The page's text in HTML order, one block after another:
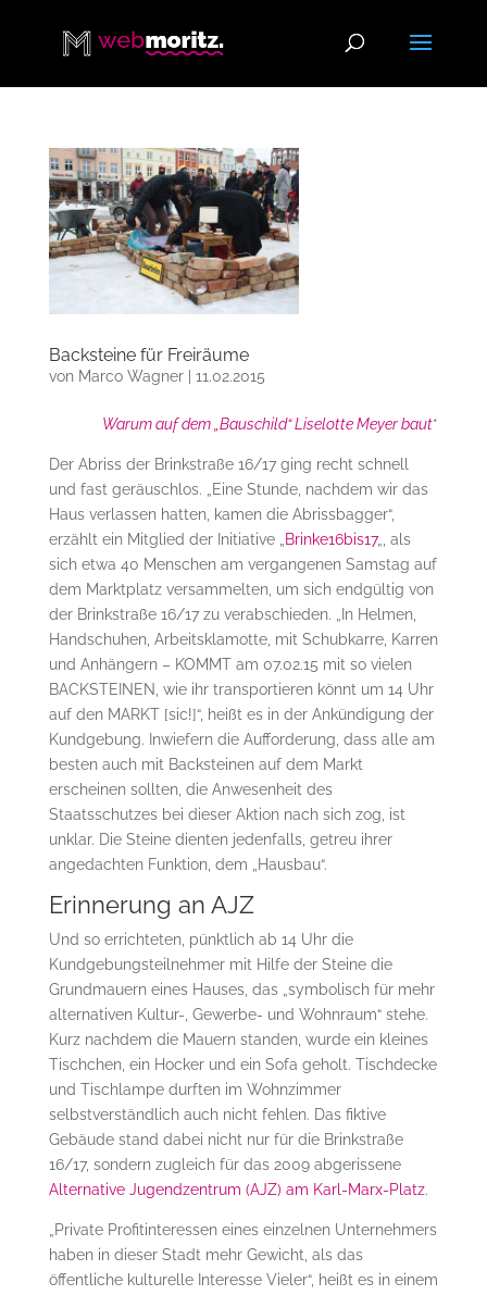
Backsteine für Freiräume
von Marco Wagner| 11.02.2015
Warum auf dem „Bauschild“ Liselotte Meyer baut*
Der Abriss der Brinkstraße 16/17 ging recht schnell
und fast geräuschlos. „Eine Stunde, nachdem wir das
Haus verlassen hatten, kamen die Abrissbagger“,
erzählt ein Mitglied der Initiative „Brinke16bis17„, als
sich etwa 40 Menschen am vergangenen Samstag auf
dem Marktplatz versammelten, um sich endgültig von
der Brinkstraße 16/17 zu verabschieden. „In Helmen,
Handschuhen, Arbeitsklamotte, mit Schubkarre, Karren
und Anhängern – KOMMT am 07.02.15 mit so vielen
BACKSTEINEN, wie ihr transportieren könnt um 14 Uhr
auf den MARKT [sic!]“, heißt es in der Ankündigung der
Kundgebung. Inwiefern die Aufforderung, dass alle am
besten auch mit Backsteinen auf dem Markt
erscheinen sollten, die Anwesenheit des
Staatsschutzes bei dieser Aktion nach sich zog, ist
unklar. Die Steine dienten jedenfalls, getreu ihrer
angedachten Funktion, dem „Hausbau“.
Erinnerung an AJZ
Und so errichteten, pünktlich ab 14 Uhr die
Kundgebungsteilnehmer mit Hilfe der Steine die
Grundmauern eines Hauses, das „symbolisch für mehr
alternativen Kultur-, Gewerbe- und Wohnraum“ stehe.
Kurz nachdem die Mauern standen, wurde ein kleines
Tischchen, ein Hocker und ein Sofa geholt. Tischdecke
und Tischlampe durften im Wohnzimmer
selbstverständlich auch nicht fehlen. Das fiktive
Gebäude stand dabei nicht nur für die Brinkstraße
16/17, sondern zugleich für das 2009 abgerissene
Alternative Jugendzentrum (AJZ) am Karl-Marx-Platz.
„Private Profitinteressen eines einzelnen Unternehmers
haben in dieser Stadt mehr Gewicht, als das
öffentliche kulturelle Interesse Vieler“, heißt es in einem